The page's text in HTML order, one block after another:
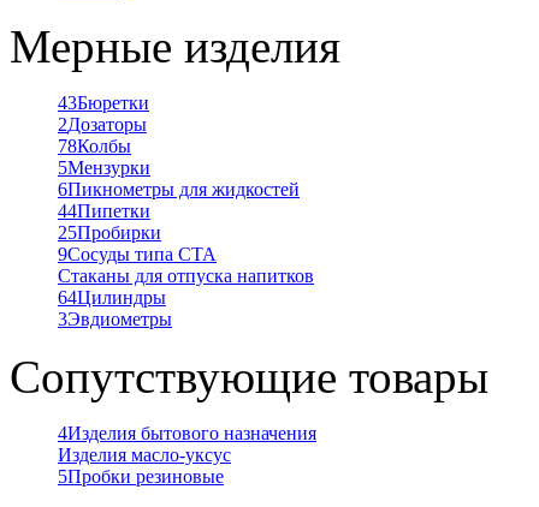
Мерные изделия
43Бюретки
2Дозаторы
78Колбы
5Мензурки
6Пикнометры для жидкостей
44Пипетки
25Пробирки
9Сосуды типа СТА
Стаканы для отпуска напитков
64Цилиндры
3Эвдиометры
Сопутствующие товары
4Изделия бытового назначения
Изделия масло-уксус
5Пробки резиновые